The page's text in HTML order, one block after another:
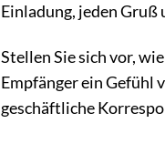
Einladung, jeden Gruß
Stellen Sie sich vor,
Empfänger ein Gefühl
geschäftliche